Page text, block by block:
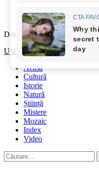
Descoperă Lumea
Primary
Universul Cunoașterii
Acasă
Cultură
Istorie
Natură
Știință
Mistere
Mozaic
Index
Video
Caută
după: